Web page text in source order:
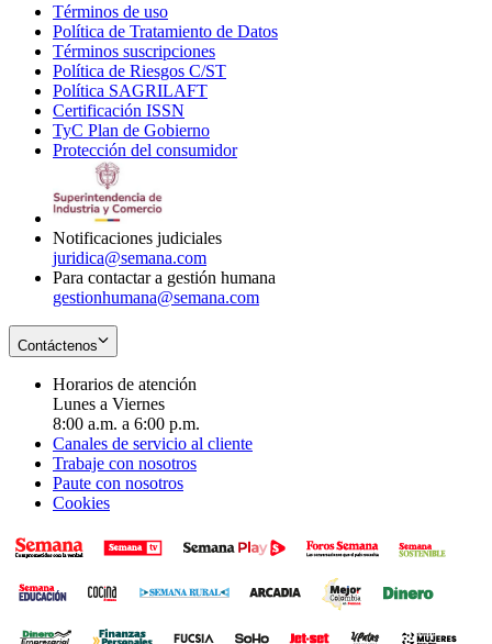
Términos de uso
in
new
window
Política de Tratamiento de Datos
Términos suscripciones
in
Política de Riesgos C/ST
Política SAGRILAFT
new
window
Certificación ISSN
in
new
TyC Plan de Gobierno
in
Protección del consumidorOpens
Notificaciones judiciales
juridica@semana.com
Para contactar a gestión humana
gestionhumana@semana.com
Contáctenos
Horarios de atención
Lunes a Viernes
8:00 a.m. a 6:00 p.m.
Canales de servicio al cliente
Trabaje con nosotros
Paute con nosotros
Cookies